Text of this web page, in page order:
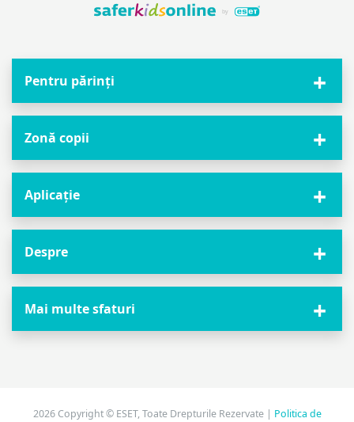
Pentru părinți
Zonă copii
Aplicație
Despre
Mai multe sfaturi
2026 Copyright © ESET, Toate Drepturile Rezervate | Politica de